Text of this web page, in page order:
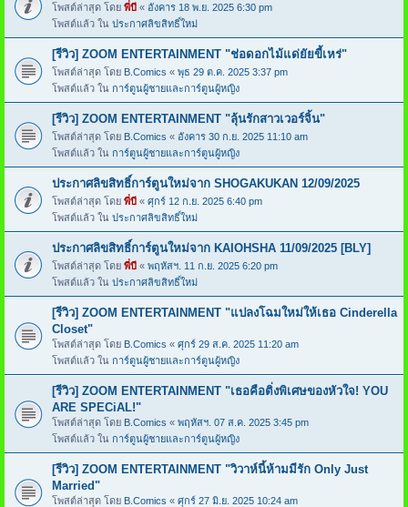
โพสต์ล่าสุด โดย พี่บี « อังคาร 18 พ.ย. 2025 6:30 pm
โพสต์แล้ว ใน ประกาศลิขสิทธิ์ใหม่
[รีวิว] ZOOM ENTERTAINMENT "ช่อดอกไม้แด่ยัยขี้เหร่"
โพสต์ล่าสุด โดย B.Comics « พุธ 29 ต.ค. 2025 3:37 pm
โพสต์แล้ว ใน การ์ตูนผู้ชายและการ์ตูนผู้หญิง
[รีวิว] ZOOM ENTERTAINMENT "ลุ้นรักสาวเวอร์จิ้น"
โพสต์ล่าสุด โดย B.Comics « อังคาร 30 ก.ย. 2025 11:10 am
โพสต์แล้ว ใน การ์ตูนผู้ชายและการ์ตูนผู้หญิง
ประกาศลิขสิทธิ์การ์ตูนใหม่จาก SHOGAKUKAN 12/09/2025
โพสต์ล่าสุด โดย พี่บี « ศุกร์ 12 ก.ย. 2025 6:40 pm
โพสต์แล้ว ใน ประกาศลิขสิทธิ์ใหม่
ประกาศลิขสิทธิ์การ์ตูนใหม่จาก KAIOHSHA 11/09/2025 [BLY]
โพสต์ล่าสุด โดย พี่บี « พฤหัสฯ. 11 ก.ย. 2025 6:20 pm
โพสต์แล้ว ใน ประกาศลิขสิทธิ์ใหม่
[รีวิว] ZOOM ENTERTAINMENT "แปลงโฉมใหม่ให้เธอ Cinderella
Closet"
โพสต์ล่าสุด โดย B.Comics « ศุกร์ 29 ส.ค. 2025 11:20 am
โพสต์แล้ว ใน การ์ตูนผู้ชายและการ์ตูนผู้หญิง
[รีวิว] ZOOM ENTERTAINMENT "เธอคือติ่งพิเศษของหัวใจ! YOU
ARE SPECiAL!"
โพสต์ล่าสุด โดย B.Comics « พฤหัสฯ. 07 ส.ค. 2025 3:45 pm
โพสต์แล้ว ใน การ์ตูนผู้ชายและการ์ตูนผู้หญิง
[รีวิว] ZOOM ENTERTAINMENT "วิวาห์นี้ห้ามมีรัก Only Just
Married"
โพสต์ล่าสุด โดย B.Comics « ศุกร์ 27 มิ.ย. 2025 10:24 am